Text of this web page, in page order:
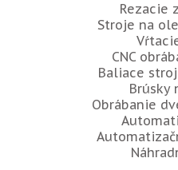
Rezacie
Stroje na
CNC
Baliace
Brúsky
Obrábanie